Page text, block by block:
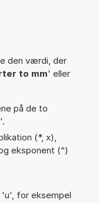
den værdi, der
to mm' eller
på de to
(*, x),
eksponent (^)
for eksempel